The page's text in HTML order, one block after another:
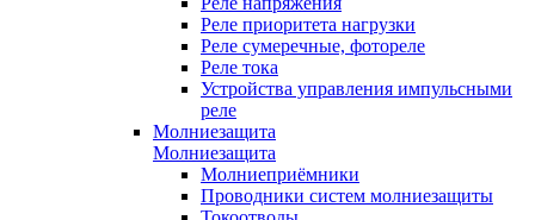
Реле приоритета нагрузки
Реле сумеречные, фотореле
Реле тока
Устройства управления импульсными
реле
Молниезащита
Молниезащита
Молниеприёмники
Проводники систем молниезащиты